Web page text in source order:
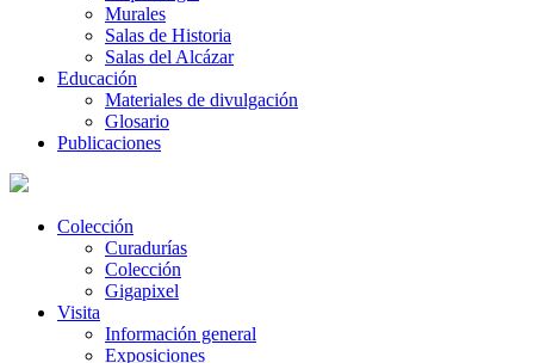
Murales
Salas de Historia
Salas del Alcázar
Educación
Materiales de divulgación
Glosario
Publicaciones
Colección
Curadurías
Colección
Gigapixel
Visita
Información general
Exposiciones